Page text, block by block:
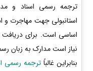
ترجمه رسمی اسناد و
استانبولی جهت مهاجرت و
اساسی است. برای دریافت
نیاز است مدارک به زبان
بنابراین غالباًترجمه رسمی